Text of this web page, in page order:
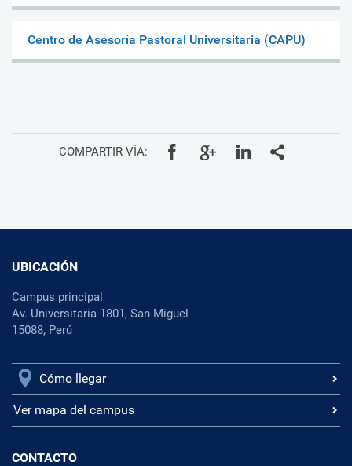
Centro de Asesoría Pastoral Universitaria (CAPU)
COMPARTIR VÍA:
UBICACIÓN
Campus principal
Av. Universitaria 1801, San Miguel
15088, Perú
Cómo llegar
Ver mapa del campus
CONTACTO